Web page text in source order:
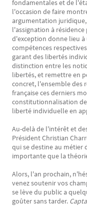
fondamentales et de
l'occasion de faire
argumentation
l'assignation à
d'exception donne lieu
compétences
garant des libertés
distinction entre les
libertés, et remettre en
concret, l'ensemble des
française ces derniers
constitutionnalisation
liberté individuelle en
Au-delà de l'intérêt et
Président Christian
qui se destine au métier
importante que la
Alors, l'an prochain,
venez soutenir vos
se lève du public a
goûter sans tarder.